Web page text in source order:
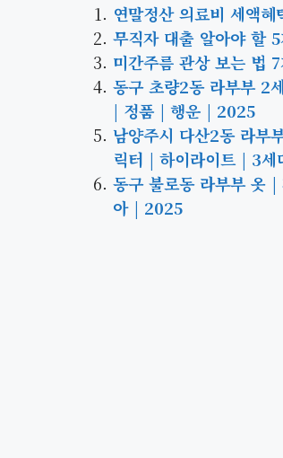
연말정산 의료비 세액
무직자 대출 알아야 할
미간주름 관상 보는 법
동구 초량2동 라부부 2
| 정품 | 행운 | 2025
남양주시 다산2동 라
릭터 | 하이라이트 | 3
동구 불로동 라부부 옷
아 | 2025